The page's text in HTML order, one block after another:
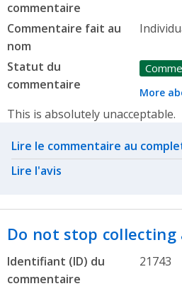
commentaire
Commentaire fait au
nom
Statut du
commentaire
More
This is absolutely unacceptable.
Related actions
Lire le commentaire au
Lire l'avis
Do not stop collecting
Identifiant (ID) du
commentaire
21743